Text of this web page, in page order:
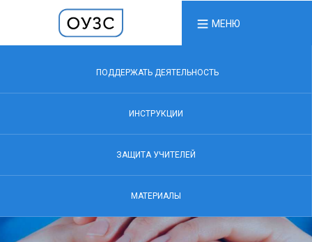
МЕНЮ
ПОДДЕРЖАТЬ ДЕЯТЕЛЬНОСТЬ
ИНСТРУКЦИИ
ЗАЩИТА УЧИТЕЛЕЙ
МАТЕРИАЛЫ